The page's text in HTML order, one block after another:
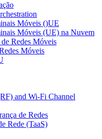
Móveis ()UE
Móveis (UE) na Nuvem
Redes Móveis
Móveis
and Wi-Fi Channel
de Redes
Rede (TaaS)